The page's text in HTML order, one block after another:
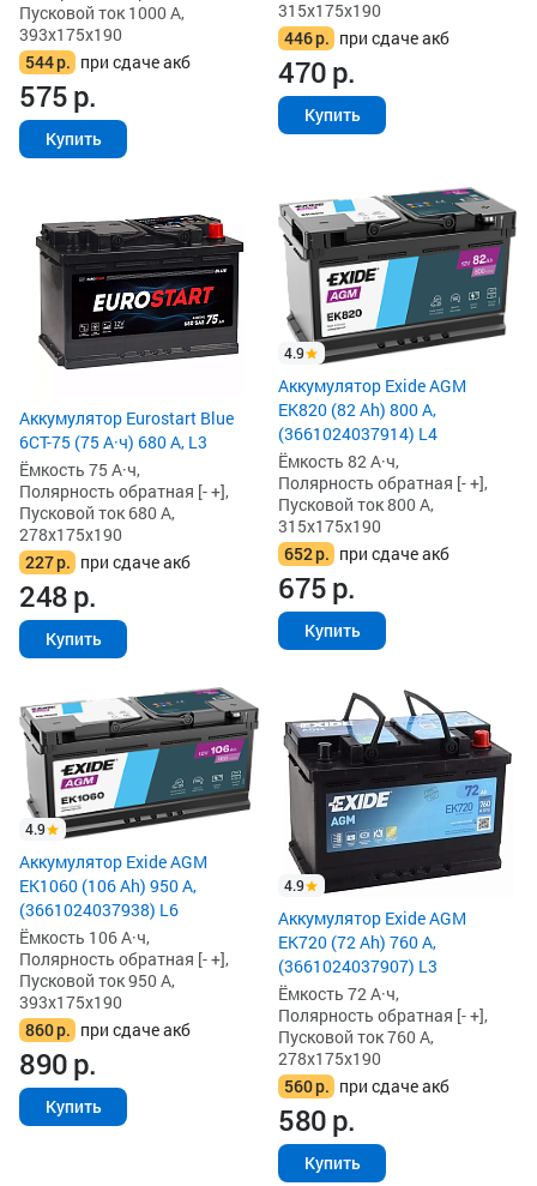
Пусковой ток 1000 А,
393x175x190
544р. при сдаче акб
575р.
Купить
315x175x190
446р. при сдаче акб
470р.
Купить
Аккумулятор Eurostart Blue
6CT-75 (75 А·ч) 680 А, L3
Ёмкость 75 А·ч,
Полярность обратная [- +],
Пусковой ток 680 А,
278x175x190
227р. при сдаче акб
248р.
Купить
4.9
Аккумулятор Exide AGM
EK820 (82 Ah) 800 А,
(3661024037914) L4
Ёмкость 82 А·ч,
Полярность обратная [- +],
Пусковой ток 800 А,
315x175x190
652р. при сдаче акб
675р.
Купить
4.9
Аккумулятор Exide AGM
EK1060 (106 Ah) 950 А,
(3661024037938) L6
Ёмкость 106 А·ч,
Полярность обратная [- +],
Пусковой ток 950 А,
393x175x190
860р. при сдаче акб
890р.
Купить
4.9
Аккумулятор Exide AGM
EK720 (72 Ah) 760 А,
(3661024037907) L3
Ёмкость 72 А·ч,
Полярность обратная [- +],
Пусковой ток 760 А,
278x175x190
560р. при сдаче акб
580р.
Купить